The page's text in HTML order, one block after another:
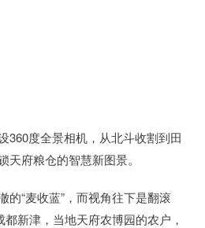
360度全景相机，从北斗收割到田
府粮仓的智慧新图景。
的“麦收蓝”，而视角往下是翻滚
都新津，当地天府农博园的农户，